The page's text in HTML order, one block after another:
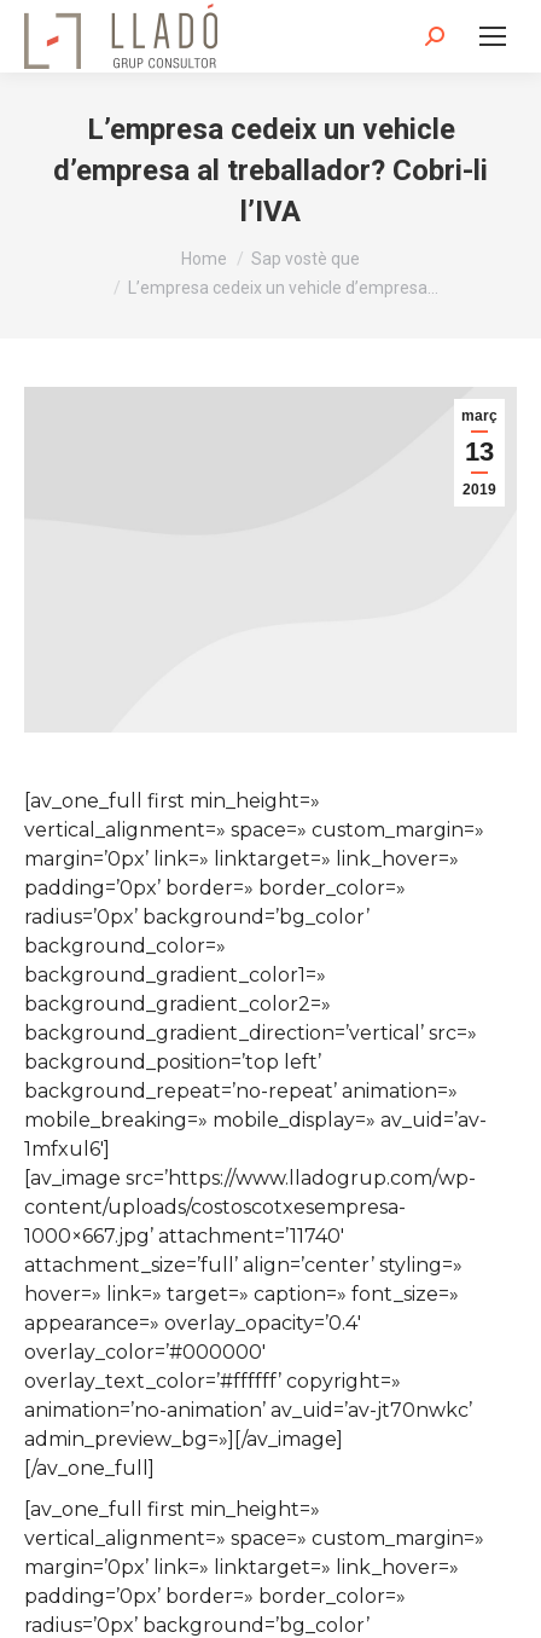
Search:
L’empresa cedeix un vehicle
d’empresa al treballador? Cobri-li
l’IVA
Home
Sap vostè que
L’empresa cedeix un vehicle d’empresa…
març
13
2019
[av_one_full first min_height=»
vertical_alignment=» space=» custom_margin=»
margin=’0px’ link=» linktarget=» link_hover=»
padding=’0px’ border=» border_color=»
radius=’0px’ background=’bg_color’
background_color=»
background_gradient_color1=»
background_gradient_color2=»
background_gradient_direction=’vertical’ src=»
background_position=’top left’
background_repeat=’no-repeat’ animation=»
mobile_breaking=» mobile_display=» av_uid=’av-
1mfxul6′]
[av_image src=’https://www.lladogrup.com/wp-
content/uploads/costoscotxesempresa-
1000×667.jpg’ attachment=’11740′
attachment_size=’full’ align=’center’ styling=»
hover=» link=» target=» caption=» font_size=»
appearance=» overlay_opacity=’0.4′
overlay_color=’#000000′
overlay_text_color=’#ffffff’ copyright=»
animation=’no-animation’ av_uid=’av-jt70nwkc’
admin_preview_bg=»][/av_image]
[/av_one_full]
[av_one_full first min_height=»
vertical_alignment=» space=» custom_margin=»
margin=’0px’ link=» linktarget=» link_hover=»
padding=’0px’ border=» border_color=»
radius=’0px’ background=’bg_color’